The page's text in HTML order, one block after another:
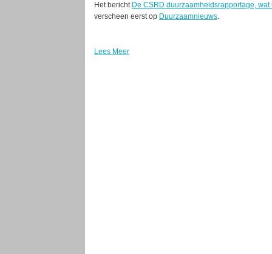
Het bericht De CSRD duurzaamheidsrapportage,
verscheen eerst op Duurzaamnieuws.
Lees Meer